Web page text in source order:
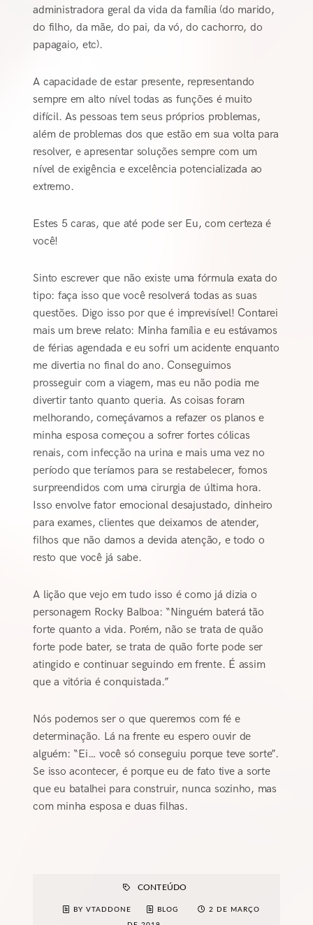
administradora geral da vida da família (do marido,
do filho, da mãe, do pai, da vó, do cachorro, do
papagaio, etc).
A capacidade de estar presente, representando
sempre em alto nível todas as funções é muito
difícil. As pessoas tem seus próprios problemas,
além de problemas dos que estão em sua volta para
resolver, e apresentar soluções sempre com um
nível de exigência e excelência potencializada ao
extremo.
Estes 5 caras, que até pode ser Eu, com certeza é
você!
Sinto escrever que não existe uma fórmula exata do
tipo: faça isso que você resolverá todas as suas
questões. Digo isso por que é imprevisível! Contarei
mais um breve relato: Minha família e eu estávamos
de férias agendada e eu sofri um acidente enquanto
me divertia no final do ano. Conseguimos
prosseguir com a viagem, mas eu não podia me
divertir tanto quanto queria. As coisas foram
melhorando, começávamos a refazer os planos e
minha esposa começou a sofrer fortes cólicas
renais, com infecção na urina e mais uma vez no
período que teríamos para se restabelecer, fomos
surpreendidos com uma cirurgia de última hora.
Isso envolve fator emocional desajustado, dinheiro
para exames, clientes que deixamos de atender,
filhos que não damos a devida atenção, e todo o
resto que você já sabe.
A lição que vejo em tudo isso é como já dizia o
personagem Rocky Balboa: “Ninguém baterá tão
forte quanto a vida. Porém, não se trata de quão
forte pode bater, se trata de quão forte pode ser
atingido e continuar seguindo em frente. É assim
que a vitória é conquistada.”
Nós podemos ser o que queremos com fé e
determinação. Lá na frente eu espero ouvir de
alguém: “Ei… você só conseguiu porque teve sorte”.
Se isso acontecer, é porque eu de fato tive a sorte
que eu batalhei para construir, nunca sozinho, mas
com minha esposa e duas filhas.
CONTEÚDO
BY VTADDONE BLOG 2 DE MARÇO